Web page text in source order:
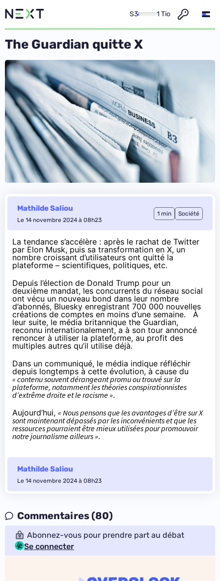
S3 1 Tio
The Guardian quitte X
Mathilde Saliou
Le 14 novembre 2024 à 08h23
1 min Société
La tendance s’accélère : après le rachat de Twitter
par Elon Musk, puis sa transformation en X, un
nombre croissant d’utilisateurs ont quitté la
plateforme – scientifiques, politiques, etc.
Depuis l’élection de Donald Trump pour un
deuxième mandat, les concurrents du réseau social
ont vécu un nouveau bond dans leur nombre
d’abonnés, Bluesky enregistrant 700 000 nouvelles
créations de comptes en moins d’une semaine. À
leur suite, le média britannique the Guardian,
reconnu internationalement, a à son tour annoncé
renoncer à utiliser la plateforme, au profit des
multiples autres qu’il utilise déjà.
Dans un communiqué, le média indique réfléchir
depuis longtemps à cette évolution, à cause du
« contenu souvent dérangeant promu ou trouvé sur la
plateforme, notamment les théories conspirationnistes
d’extrême droite et le racisme ».
Aujourd’hui, « Nous pensons que les avantages d’être sur X
sont maintenant dépassés par les inconvénients et que les
ressources pourraient être mieux utilisées pour promouvoir
notre journalisme ailleurs ».
Mathilde Saliou
Le 14 novembre 2024 à 08h23
Commentaires (80)
Abonnez-vous pour prendre part au débat
Se connecter